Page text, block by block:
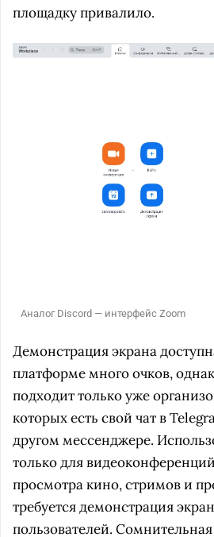
площадку привалило.
Аналог Discord — интерфейс Zoom
Демонстрация экрана
платформе много очков,
подходит только уже
которых есть свой чат в
другом мессенджере.
только для
просмотра кино, стримов и
требуется демонстрация
пользователей.